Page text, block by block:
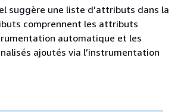
suggère une liste d’attributs dans la
comprennent les attributs
automatique et les
ajoutés via l’instrumentation